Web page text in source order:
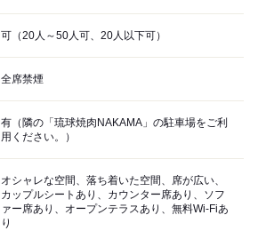
可（20人～50人可、20人以下可）
全席禁煙
有（隣の「琉球焼肉NAKAMA」の駐車場をご利
用ください。）
オシャレな空間、落ち着いた空間、席が広い、
カップルシートあり、カウンター席あり、ソフ
ァー席あり、オープンテラスあり、無料Wi-Fiあ
り